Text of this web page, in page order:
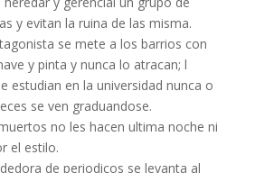
y evitan la ruina de las misma.
se mete a los barrios con
y pinta y nunca lo atracan; l
estudian en la universidad nunca o
se ven graduandose.
no les hacen ultima noche ni
el estilo.
de periodicos se levanta al